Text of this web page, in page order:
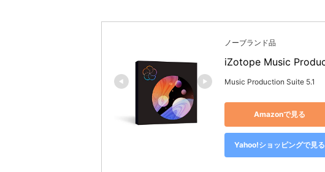
ノーブランド品
iZotope Music
Music Production Suite 5.1
Amazonで見る
Yahoo!ショッピングで見る